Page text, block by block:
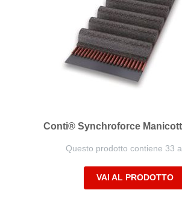
Conti® Synchroforce
Questo prodotto contiene 33
VAI AL PRODOTTO